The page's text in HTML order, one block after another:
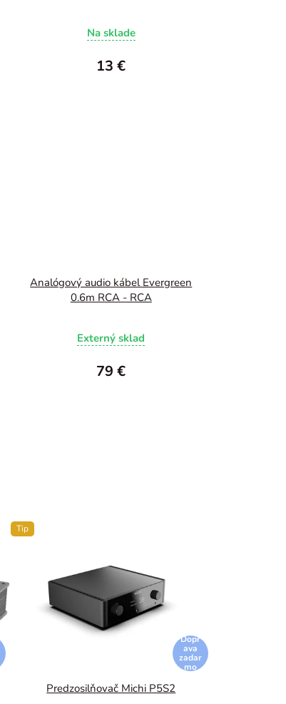
Na sklade
13 €
Analógový audio kábel Evergreen
0.6m RCA - RCA
Externý sklad
79 €
Tip
Dopr
ava
zadar
mo
Predzosilňovač Michi P5S2